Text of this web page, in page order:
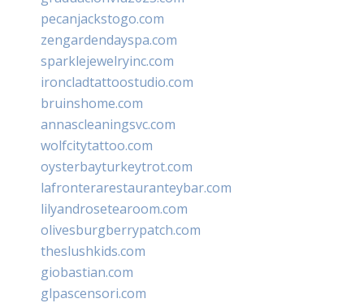
pecanjackstogo.com
zengardendayspa.com
sparklejewelryinc.com
ironcladtattoostudio.com
bruinshome.com
annascleaningsvc.com
wolfcitytattoo.com
oysterbayturkeytrot.com
lafronterarestauranteybar.com
lilyandrosetearoom.com
olivesburgberrypatch.com
theslushkids.com
giobastian.com
glpascensori.com